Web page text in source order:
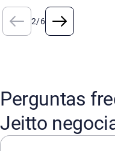
2/6
Perguntas
Jeitto